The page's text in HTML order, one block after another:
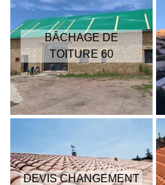
BÂCHAGE DE
TOITURE 60
DEVIS CHANGEMENT